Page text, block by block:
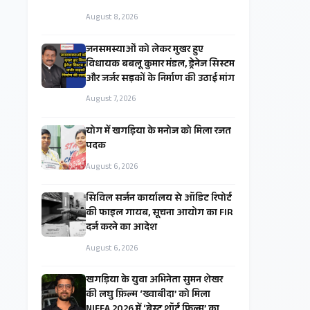
August 8, 2026
जनसमस्याओं को लेकर मुखर हुए
विधायक बबलू कुमार मंडल, ड्रेनेज सिस्टम
और जर्जर सड़कों के निर्माण की उठाई मांग
August 7, 2026
​योग में खगड़िया के मनोज को मिला रजत
पदक
August 6, 2026
सिविल सर्जन कार्यालय से ऑडिट रिपोर्ट
की फाइल गायब, सूचना आयोग का FIR
दर्ज करने का आदेश
August 6, 2026
खगड़िया के युवा अभिनेता सुमन शेखर
की लघु फ़िल्म ‘ख्वाबीदा’ को मिला